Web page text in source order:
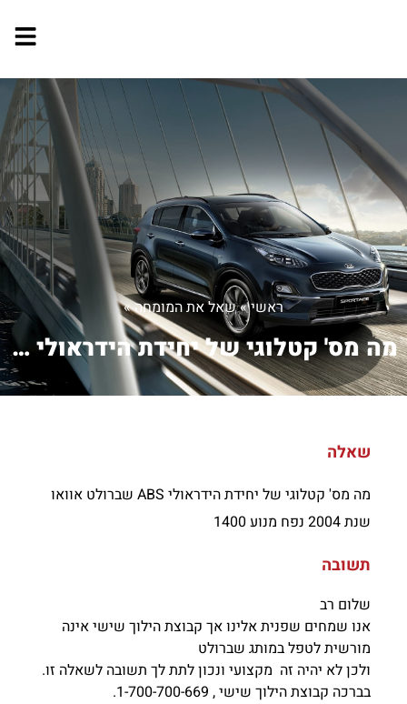
ראשי»שאל את המומחה»
מה מס' קטלוגי של יחידת הידראולי ABS ש...
שאלה
מה מס' קטלוגי של יחידת הידראולי ABS שברולט אוואו
שנת 2004 נפח מנוע 1400
תשובה
שלום רב
אנו שמחים שפנית אלינו אך קבוצת הילוך שישי אינה
מורשית לטפל במותג שברולט
ולכן לא יהיה זה מקצועי ונכון לתת לך תשובה לשאלה זו.
בברכה קבוצת הילוך שישי , 1-700-700-669.